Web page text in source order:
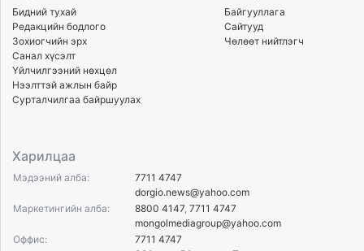
Бидний тухай
Редакцийн бодлого
Зохиогчийн эрх
Санал хүсэлт
Үйлчилгээний нөхцөл
Нээлттэй ажлын байр
Сурталчилгаа байршуулах
Байгууллага
Сайтууд
Чөлөөт нийтлэгч
Харилцаа
Мэдээний алба:
7711 4747
dorgio.news@yahoo.com
Маркетингийн алба:
8800 4147 7711 4747
mongolmediagroup@yahoo.com
Оффис:
7711 4747